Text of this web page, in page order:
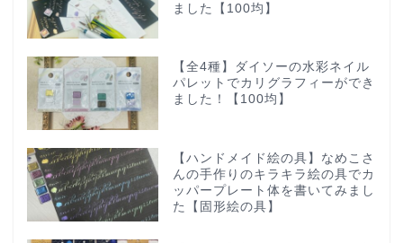
ました【100均】
【全4種】ダイソーの水彩ネイル
パレットでカリグラフィーができ
ました！【100均】
【ハンドメイド絵の具】なめこさ
んの手作りのキラキラ絵の具でカ
ッパープレート体を書いてみまし
た【固形絵の具】